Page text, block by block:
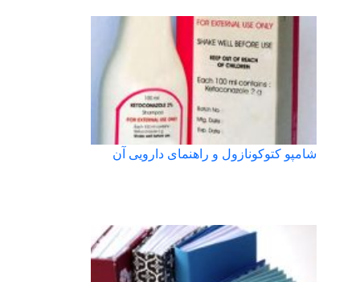
شامپو کتوکونازول و راهنمای دارویی آن